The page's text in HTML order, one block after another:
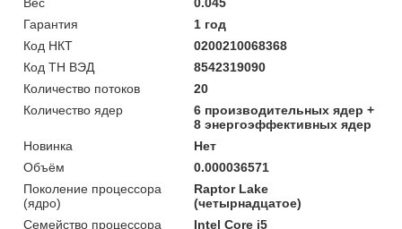
Гарантия
1 год
Код НКТ
0200210068368
Код ТН ВЭД
8542319090
Количество потоков
20
Количество ядер
6 производительных ядер +
8 энергоэффективных ядер
Новинка
Нет
Объём
0.000036571
Поколение процессора
(ядро)
Raptor Lake
(четырнадцатое)
Семейство процессора
Intel Core i5